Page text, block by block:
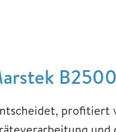
B2500
profitiert